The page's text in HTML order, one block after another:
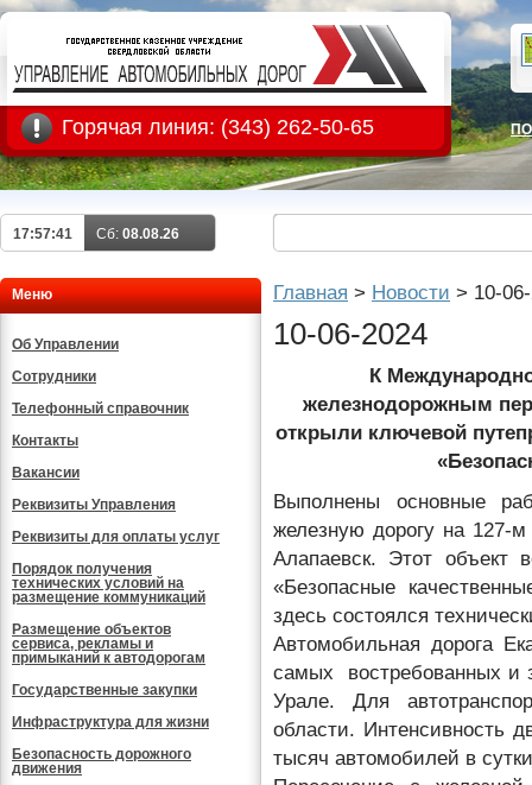
Горячая линия: (343) 262-50-65
17:57:42 Сб: 08.08.26
Меню
Об Управлении
Сотрудники
Телефонный справочник
Контакты
Вакансии
Реквизиты Управления
Реквизиты для оплаты услуг
Порядок получения
технических условий на
размещение коммуникаций
Размещение объектов
сервиса, рекламы и
примыканий к автодорогам
Государственные закупки
Инфраструктура для жизни
Безопасность дорожного
движения
Главная > Новости > 10-
10-06-2024
К
железнодорожным
открыли ключевой
Выполнены основные
железную дорогу на 127-
Алапаевск. Этот объект
«Безопасные
здесь состоялся
Автомобильная дорога
самых востребованных и
Урале. Для
области. Интенсивность
тысяч автомобилей в